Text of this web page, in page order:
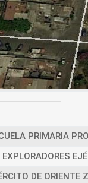
PRIMARIA
EXPLORADORES
DE ORIENTE